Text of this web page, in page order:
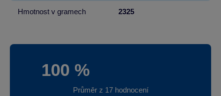
Hmotnost v gramech 2325
100 %
Průměr z 17 hodnocení